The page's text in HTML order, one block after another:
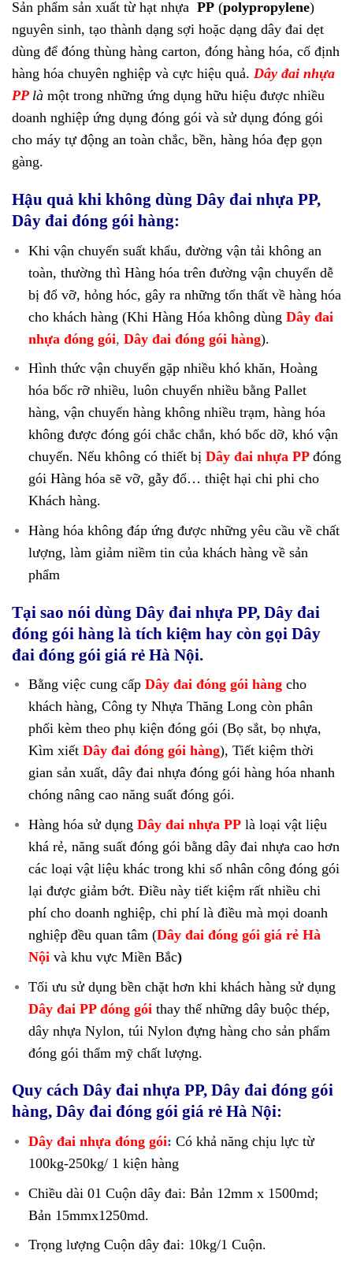
Sản phẩm sản xuất từ hạt nhựa PP (polypropylene)
nguyên sinh, tạo thành dạng sợi hoặc dạng dây đai dẹt
dùng để đóng thùng hàng carton, đóng hàng hóa, cố định
hàng hóa chuyên nghiệp và cực hiệu quả. Dây đai nhựa
PP là một trong những ứng dụng hữu hiệu được nhiều
doanh nghiệp ứng dụng đóng gói và sử dụng đóng gói
cho máy tự động an toàn chắc, bền, hàng hóa đẹp gọn
gàng.
Hậu quả khi không dùng Dây đai nhựa PP,
Dây đai đóng gói hàng:
Khi vận chuyển suất khẩu, đường vận tải không an
toàn, thường thì Hàng hóa trên đường vận chuyển dễ
bị đổ vỡ, hỏng hóc, gây ra những tổn thất về hàng hóa
cho khách hàng (Khi Hàng Hóa không dùng Dây đai
nhựa đóng gói, Dây đai đóng gói hàng).
Hình thức vận chuyển gặp nhiều khó khăn, Hoàng
hóa bốc rỡ nhiều, luôn chuyển nhiều bằng Pallet
hàng, vận chuyển hàng không nhiều trạm, hàng hóa
không được đóng gói chắc chắn, khó bốc dỡ, khó vận
chuyển. Nếu không có thiết bị Dây đai nhựa PP đóng
gói Hàng hóa sẽ vỡ, gẫy đổ… thiệt hại chi phi cho
Khách hàng.
Hàng hóa không đáp ứng được những yêu cầu về chất
lượng, làm giảm niềm tin của khách hàng về sản
phẩm
Tại sao nói dùng Dây đai nhựa PP, Dây đai
đóng gói hàng là tích kiệm hay còn gọi Dây
đai đóng gói giá rẻ Hà Nội.
Bằng việc cung cấp Dây đai đóng gói hàngcho
khách hàng, Công ty Nhựa Thăng Long còn phân
phối kèm theo phụ kiện đóng gói (Bọ sắt, bọ nhựa,
Kìm xiết Dây đai đóng gói hàng), Tiết kiệm thời
gian sản xuất, dây đai nhựa đóng gói hàng hóa nhanh
chóng nâng cao năng suất đóng gói.
Hàng hóa sử dụng Dây đai nhựa PP là loại vật liệu
khá rẻ, năng suất đóng gói bằng dây đai nhựa cao hơn
các loại vật liệu khác trong khi số nhân công đóng gói
lại được giảm bớt. Điều này tiết kiệm rất nhiều chi
phí cho doanh nghiệp, chi phí là điều mà mọi doanh
nghiệp đều quan tâm (Dây đai đóng gói giá rẻ Hà
Nội và khu vực Miền Bắc)
Tối ưu sử dụng bền chặt hơn khi khách hàng sử dụng
Dây đai PP đóng gói thay thế những dây buộc thép,
dây nhựa Nylon, túi Nylon đựng hàng cho sản phẩm
đóng gói thẩm mỹ chất lượng.
Quy cách Dây đai nhựa PP, Dây đai đóng gói
hàng, Dây đai đóng gói giá rẻ Hà Nội:
Dây đai nhựa đóng gói: Có khả năng chịu lực từ
100kg-250kg/ 1 kiện hàng
Chiều dài 01 Cuộn dây đai: Bản 12mm x 1500md;
Bản 15mmx1250md.
Trọng lượng Cuộn dây đai: 10kg/1 Cuộn.